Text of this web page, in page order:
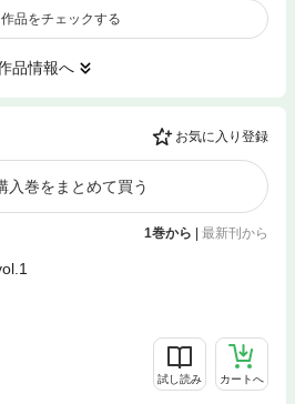
作品をチェックする
品情報へ
お気に入り登録
入巻をまとめて買う
1巻から | 最新刊から
試し読み カートへ